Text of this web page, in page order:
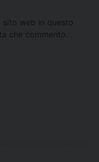
sito web in questo
che commento.